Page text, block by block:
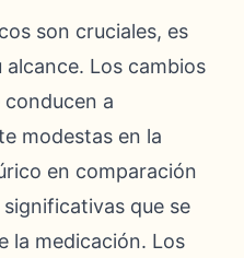
son cruciales, es
Los cambios
a
modestas en la
en comparación
que se
la medicación. Los